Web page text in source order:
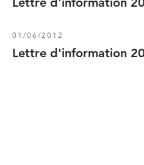
01/06/2012
Lettre d'information